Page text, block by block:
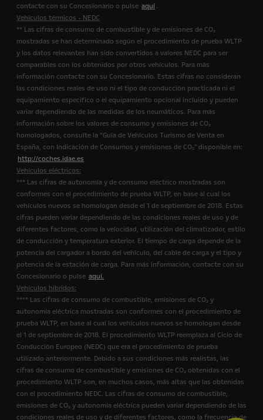
contacte con su Concesionario o pulse aquí .
Vehículos térmicos - NEDC
** Las cifras de consumo de combustible y de emisiones de CO₂
mostradas se han determinado según el procedimiento de prueba WLTP
y los datos relevantes han sido convertidos a valores NEDC para ser
comparables con los obtenidos por otros vehículos. Para más
información contacte con su Concesionario. Estas cifras no consideran
las condiciones reales de uso ni el tipo de conducción practicada ni el
equipamiento específico o el equipamiento opcional incluido y pueden
variar dependiendo de las medidas de los neumáticos. Para más
información sobre los valores de consumo y emisiones de CO₂
homologados, consulte la “Guía de Vehículos Turismo de Venta en
España, con Indicación de Consumos y emisiones de CO₂" disponible en:
http://coches.idae.es
Vehículos eléctricos:
*** Las cifras de autonomía y de consumo eléctrico mostradas son
conformes con el procedimiento de prueba WLTP, en base al cual los
vehículos nuevos se homologan desde el 1 de septiembre de 2018. Estas
cifras pueden variar dependiendo de las condiciones reales de uso y de
diferentes factores, como la velocidad, utilización del climatizador, estilo
de conducción y temperatura exterior. El tiempo de carga depende de la
potencia del cargador a bordo del vehículo, del cable de carga y el tipo y
potencia de la estación de carga. Para más información, contacte con su
Concesionario o pulse aquí.
Vehículos híbridos:
**** Las cifras de consumo de combustible, emisiones de CO₂ y
autonomía eléctrica mostradas son conformes con el procedimiento de
prueba WLTP, en base al cual los vehículos nuevos se homologan desde
el 1 de septiembre de 2018. El procedimiento WLTP reemplaza al Ciclo de
Conducción Europeo (NEDC) que era el procedimiento de prueba
utilizado anteriormente. Debido a sus condiciones más realistas, las
cifras de consumo de combustible y emisiones de CO₂ obtenidas con el
procedimiento WLTP son, en muchos casos, más altas que las obtenidas
con el procedimiento NEDC. Las cifras de consumo de combustible,
emisiones de CO₂ y autonomía eléctrica pueden variar dependiendo de las
condiciones reales de uso y de diferentes factores, como la frecuencia de